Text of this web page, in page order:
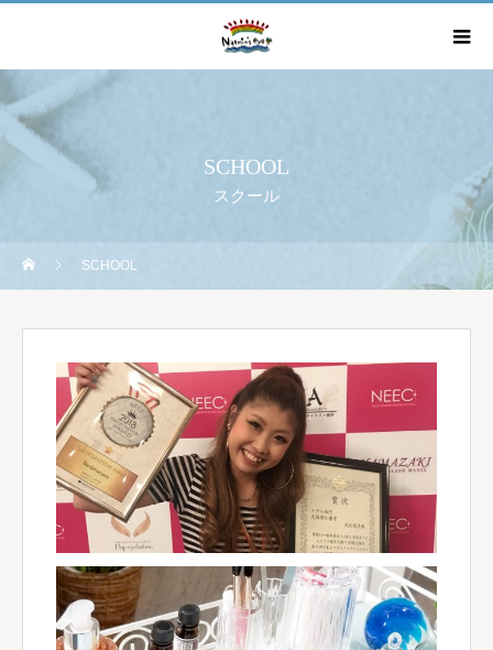
SCHOOL
スクール
SCHOOL